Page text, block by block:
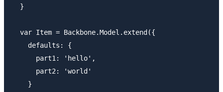
  }
  var Item = Backbone.Model.extend({
    defaults: {
      part1: 'hello',
      part2: 'world'
    }